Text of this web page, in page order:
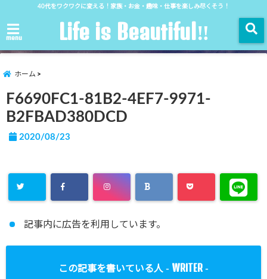
40代をワクワクに変える！家族・お金・趣味・仕事を楽しみ尽くそう！
menu Life is Beautiful‼︎
ホーム
F6690FC1-81B2-4EF7-9971-
B2FBAD380DCD
2020/08/23
記事内に広告を利用しています。
この記事を書いている人 - WRITER -